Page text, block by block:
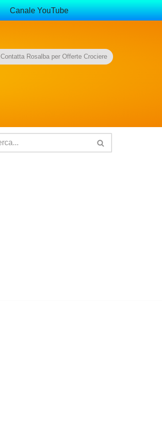
Canale YouTube
Contatta Rosalba per Offerte Crociere